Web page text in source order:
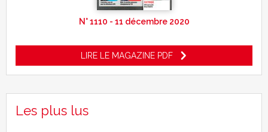
N° 1110 - 11 décembre 2020
LIRE LE MAGAZINE PDF
Les plus lus